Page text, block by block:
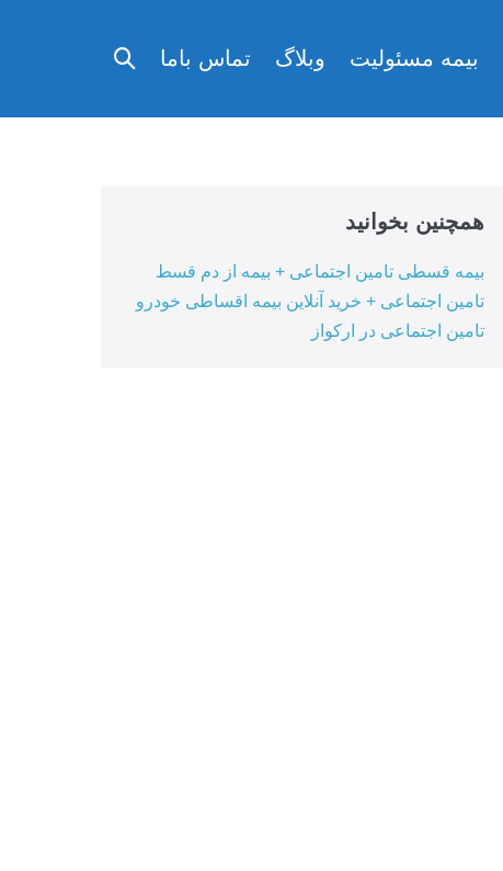
بیمه مسئولیت وبلاگ تماس باما
تغییر
همچنین بخوانید
بیمه قسطی تامین اجتماعی + بیمه از دم قسط
تامین اجتماعی + خرید آنلاین بیمه اقساطی خودرو
تامین اجتماعی در ارکواز